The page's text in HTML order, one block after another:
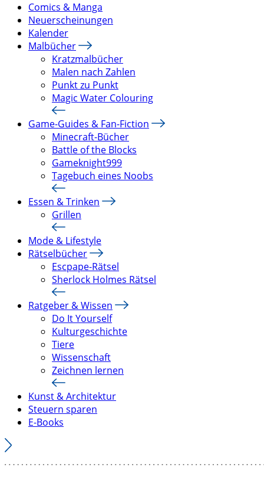
Comics & Manga
Neuerscheinungen
Kalender
Malbücher
Kratzmalbücher
Malen nach Zahlen
Punkt zu Punkt
Magic Water Colouring
Game-Guides & Fan-Fiction
Minecraft-Bücher
Battle of the Blocks
Gameknight999
Tagebuch eines Noobs
Essen & Trinken
Grillen
Mode & Lifestyle
Rätselbücher
Escpape-Rätsel
Sherlock Holmes Rätsel
Ratgeber & Wissen
Do It Yourself
Kulturgeschichte
Tiere
Wissenschaft
Zeichnen lernen
Kunst & Architektur
Steuern sparen
E-Books